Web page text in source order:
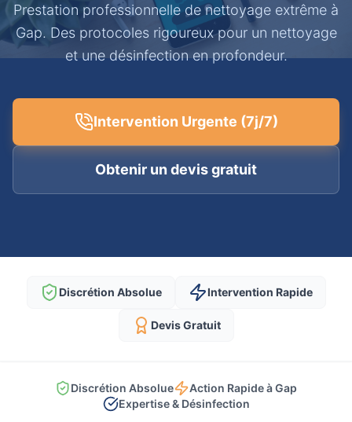
Prestation professionnelle de nettoyage extrême à
Gap. Des protocoles rigoureux pour un nettoyage
et une désinfection en profondeur.
Intervention Urgente (7j/7)
Obtenir un devis gratuit
Discrétion Absolue Intervention Rapide
Devis Gratuit
Discrétion Absolue
Action Rapide à Gap
Expertise & Désinfection